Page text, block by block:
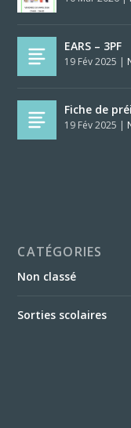
EARS – 3PF
19 Fév 2025 |
Fiche de
19 Fév 2025 |
CATÉGORIES
Non classé
Sorties scolaires